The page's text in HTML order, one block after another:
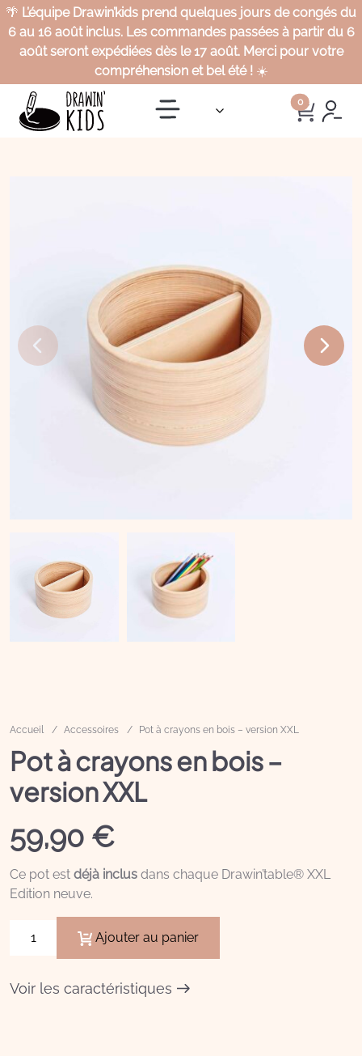
🌴 L’équipe Drawin’kids prend quelques jours de congés du
6 au 16 août inclus. Les commandes passées à partir du 6
août seront expédiées dès le 17 août. Merci pour votre
compréhension et bel été !☀️
0
Accueil Accessoires Pot à crayons en bois – version XXL
Pot à crayons en bois –
version XXL
59,90 €
Ce pot est déjà inclus dans chaque Drawin’table® XXL
Edition neuve.
à
Ajouter au panier
Voir les caractéristiques